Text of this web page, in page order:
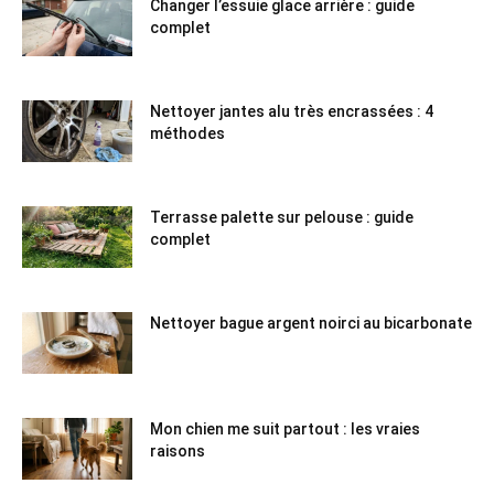
Changer l’essuie glace arrière : guide
complet
Nettoyer jantes alu très encrassées : 4
méthodes
Terrasse palette sur pelouse : guide
complet
Nettoyer bague argent noirci au bicarbonate
Mon chien me suit partout : les vraies
raisons